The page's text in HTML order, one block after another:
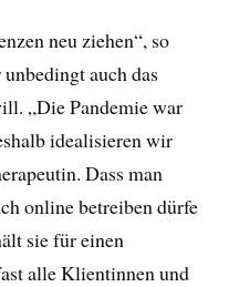
neu ziehen“, so
auch das
„Die Pandemie war
idealisieren wir
Dass man
online betreiben dürfe
sie für einen
alle Klientinnen und